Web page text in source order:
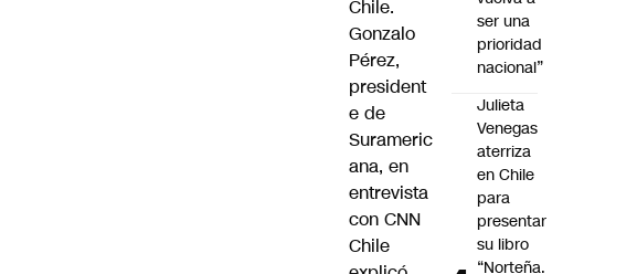
Chile.
Gonzalo
Pérez,
president
e de
Surameric
ana, en
entrevista
con CNN
Chile
ser una
prioridad
nacional”
Julieta
Venegas
aterriza
en Chile
para
presentar
su libro
“Norteña.